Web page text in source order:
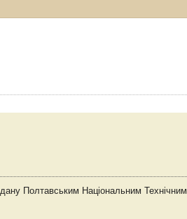
Полтавським Національним Технічним